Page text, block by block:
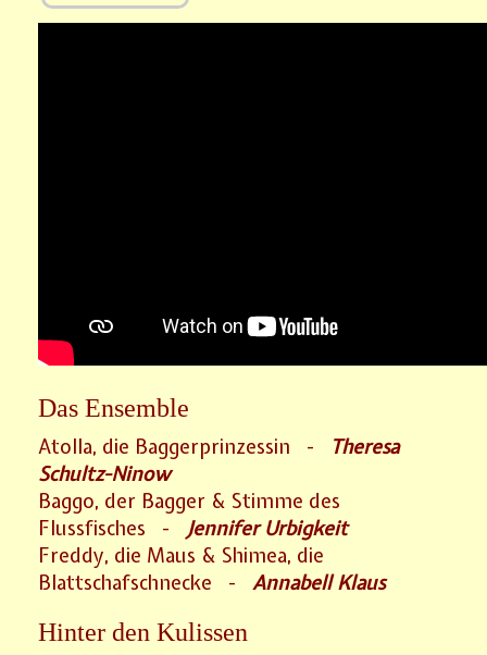
Das Ensemble
Atolla, die Baggerprinzessin -
Theresa
Schultz-Ninow
Baggo, der Bagger & Stimme des
Flussfisches - Jennifer Urbigkeit
Freddy, die Maus & Shimea, die
Blattschafschnecke -Annabell Klaus
Hinter den Kulissen